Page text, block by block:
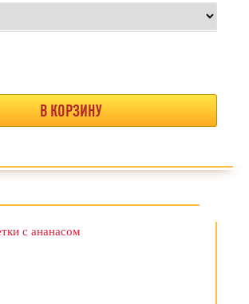
В КОРЗИНУ